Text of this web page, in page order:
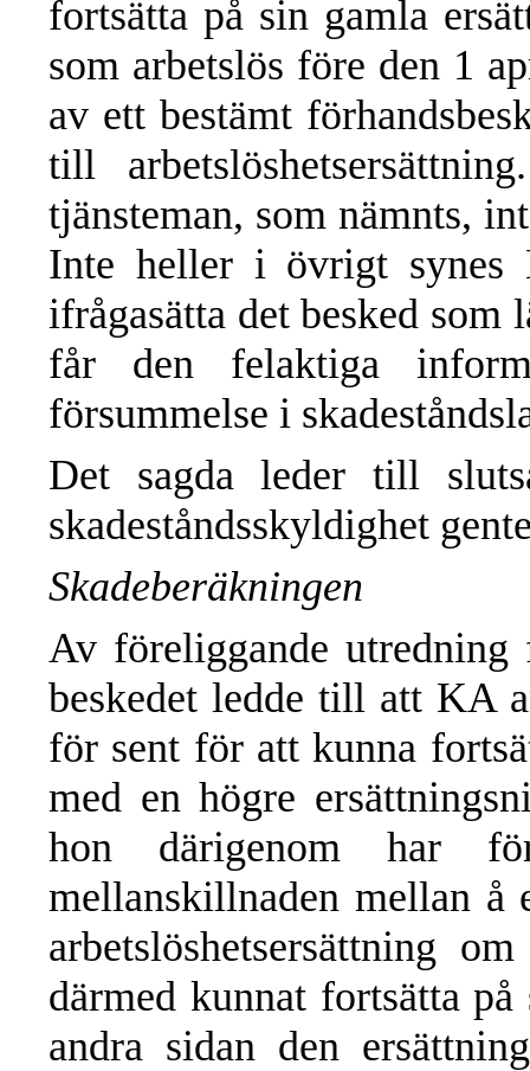
fortsätta på sin gamla
som arbetslös före den 1
av ett bestämt
till
tjänsteman, som nämnts,
Inte heller i övrigt synes
ifrågasätta det besked som
får den felaktiga
försummelse i
Det sagda leder till
skadeståndsskyldighet
Skadeberäkningen
Av föreliggande utredning
beskedet ledde till att KA
för sent för att kunna
med en högre
hon därigenom har
mellanskillnaden mellan
arbetslöshetsersättning
därmed kunnat fortsätta
andra sidan den